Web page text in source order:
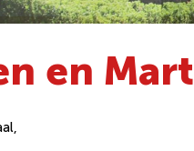
en Mart